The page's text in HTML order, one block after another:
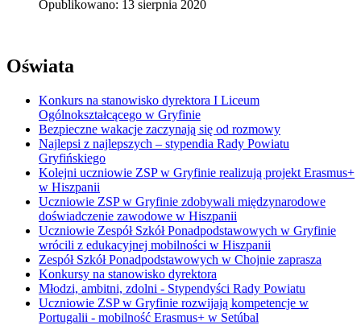
Opublikowano: 13 sierpnia 2020
Oświata
Konkurs na stanowisko dyrektora I Liceum
Ogólnokształcącego w Gryfinie
Bezpieczne wakacje zaczynają się od rozmowy
Najlepsi z najlepszych – stypendia Rady Powiatu
Gryfińskiego
Kolejni uczniowie ZSP w Gryfinie realizują projekt Erasmus+
w Hiszpanii
Uczniowie ZSP w Gryfinie zdobywali międzynarodowe
doświadczenie zawodowe w Hiszpanii
Uczniowie Zespół Szkół Ponadpodstawowych w Gryfinie
wrócili z edukacyjnej mobilności w Hiszpanii
Zespół Szkół Ponadpodstawowych w Chojnie zaprasza
Konkursy na stanowisko dyrektora
Młodzi, ambitni, zdolni - Stypendyści Rady Powiatu
Uczniowie ZSP w Gryfinie rozwijają kompetencje w
Portugalii - mobilność Erasmus+ w Setúbal